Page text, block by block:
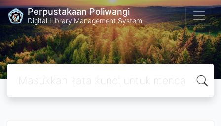
Perpustakaan Poliwangi
Digital Library Management System